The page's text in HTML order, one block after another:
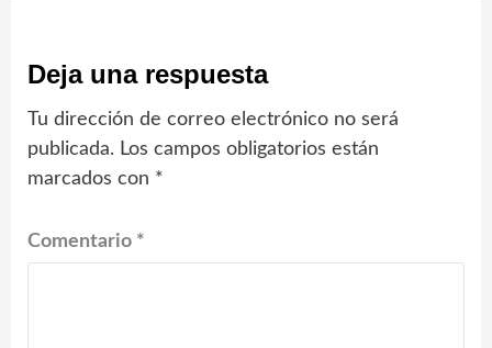
Deja una respuesta
Tu dirección de correo electrónico no será
publicada. Los campos obligatorios están
marcados con *
Comentario *